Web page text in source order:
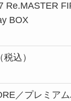
Re.MASTER
BOX
込）
／プレミア